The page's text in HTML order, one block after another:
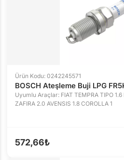
Ürün Kodu: 0242245571
BOSCH Ateşleme Buji LPG
Uyumlu Araçlar: FIAT TEMPRA TIPO 1.6
ZAFIRA 2.0 AVENSIS 1.8 COROLLA 1
572,66₺